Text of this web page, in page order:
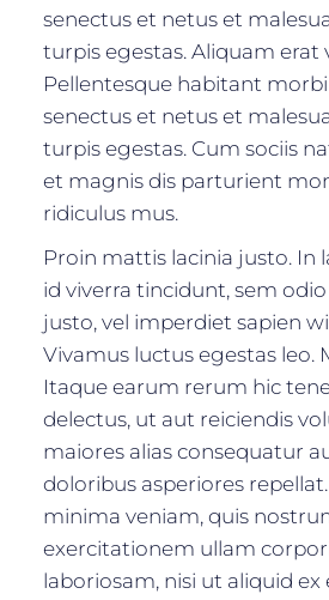
senectus et netus et
turpis egestas. Aliquam erat
Pellentesque habitant
senectus et netus et
turpis egestas. Cum sociis
et magnis dis parturient
ridiculus mus.
Proin mattis lacinia justo. In
id viverra tincidunt, sem
justo, vel imperdiet sapien
Vivamus luctus egestas leo.
Itaque earum rerum hic
delectus, ut aut reiciendis
maiores alias consequatur
doloribus asperiores
minima veniam, quis
exercitationem ullam
laboriosam, nisi ut aliquid